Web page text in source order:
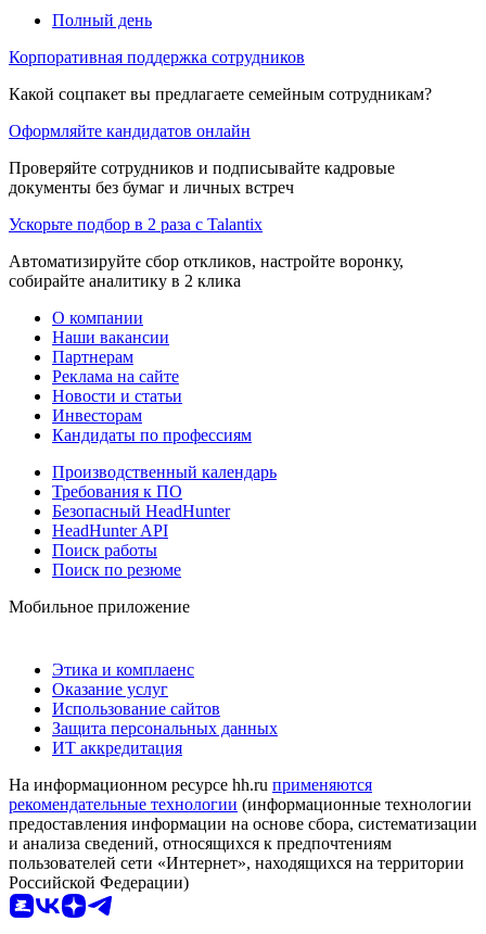
Полный день
Корпоративная поддержка сотрудников
Какой соцпакет вы предлагаете семейным сотрудникам?
Оформляйте кандидатов онлайн
Проверяйте сотрудников и подписывайте кадровые
документы без бумаг и личных встреч
Ускорьте подбор в 2 раза с Talantix
Автоматизируйте сбор откликов, настройте воронку,
собирайте аналитику в 2 клика
О компании
Наши вакансии
Партнерам
Реклама на сайте
Новости и статьи
Инвесторам
Кандидаты по профессиям
Производственный календарь
Требования к ПО
Безопасный HeadHunter
HeadHunter API
Поиск работы
Поиск по резюме
Мобильное приложение
Этика и комплаенс
Оказание услуг
Использование сайтов
Защита персональных данных
ИТ аккредитация
На информационном ресурсе hh.ru применяются
рекомендательные технологии (информационные технологии
предоставления информации на основе сбора, систематизации
и анализа сведений, относящихся к предпочтениям
пользователей сети «Интернет», находящихся на территории
Российской Федерации)